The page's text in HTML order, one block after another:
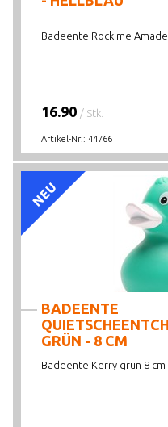
Badeente Rock me
16.90 / Stk.
Artikel-Nr.: 44766
NEU
BADEENTE
GRÜN - 8 CM
Badeente Kerry grün 8 cm